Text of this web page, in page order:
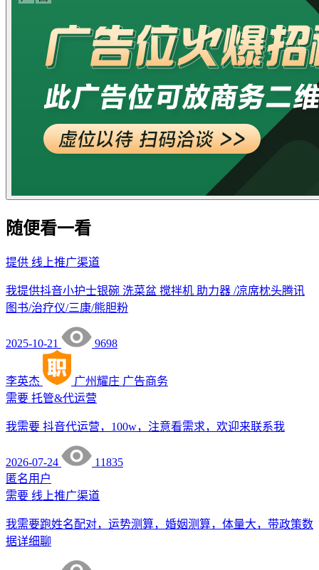
随便看一看
提供 线上推广渠道
我提供抖音小护士银碗 洗菜盆 搅拌机 助力器 /凉席枕头腾讯
图书/治疗仪/三康/熊胆粉
2025-10-21 9698
李英杰 广州耀庄 广告商务
需要 托管&代运营
我需要 抖音代运营，100w，注意看需求，欢迎来联系我
2026-07-24
11835
匿名用户
需要 线上推广渠道
我需要跑姓名配对，运势测算，婚姻测算，体量大，带政策数
据详细聊